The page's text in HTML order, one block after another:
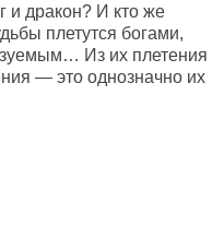
и дракон? И кто же
плетутся богами,
Из их плетения
— это однозначно их